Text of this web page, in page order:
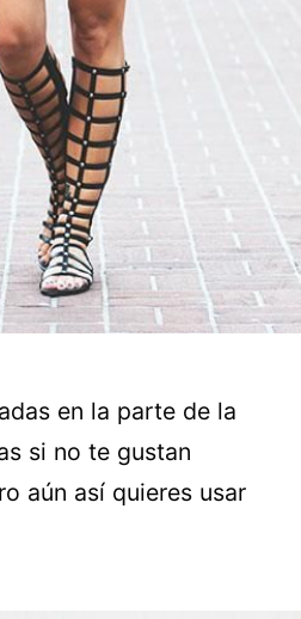
en la parte de la
si no te gustan
aún así quieres usar